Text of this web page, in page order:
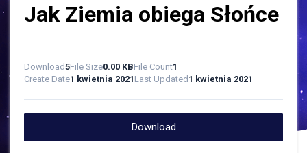
Jak Ziemia obiega Słońce
Download5File Size0.00 KBFile Count1
Create Date1 kwietnia 2021 Last Updated1 kwietnia 2021
Download